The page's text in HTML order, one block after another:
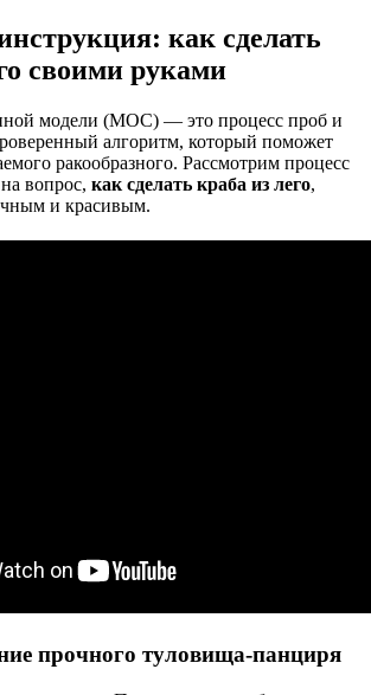
как сделать
своими руками
модели (MOC) — это процесс проб и
алгоритм, который поможет
ракообразного. Рассмотрим процесс
вопрос, как сделать краба из лего,
и красивым.
прочного туловища-панциря